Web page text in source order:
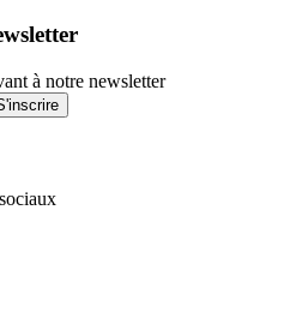
à notre newsletter